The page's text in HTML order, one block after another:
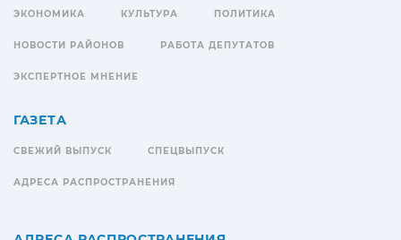
ЭКОНОМИКА КУЛЬТУРА ПОЛИТИКА
НОВОСТИ РАЙОНОВ РАБОТА ДЕПУТАТОВ
ЭКСПЕРТНОЕ МНЕНИЕ
ГАЗЕТА
СВЕЖИЙ ВЫПУСК СПЕЦВЫПУСК
АДРЕСА РАСПРОСТРАНЕНИЯ